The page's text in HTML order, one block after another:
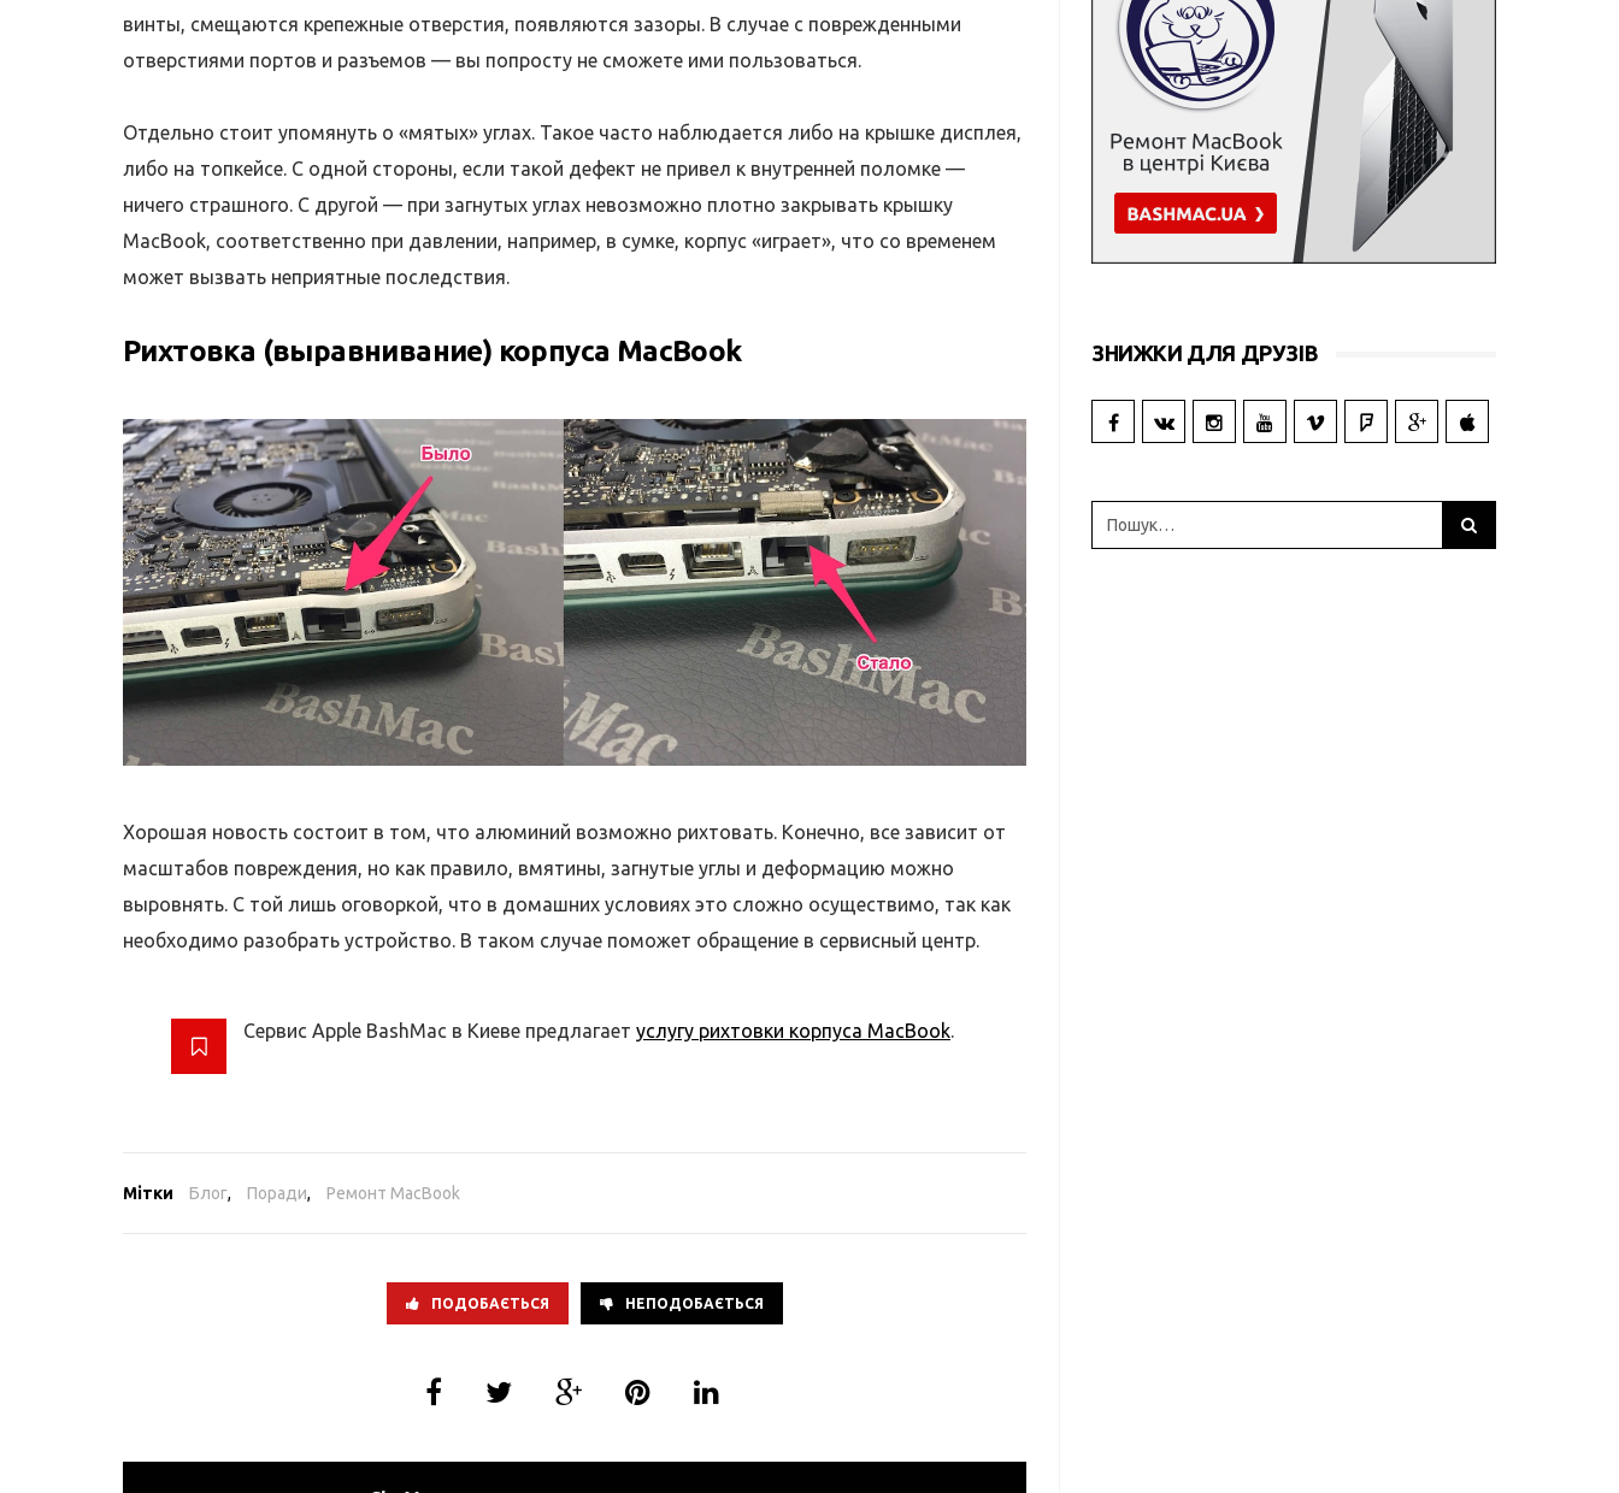
винты, смещаются крепежные отверстия, появляются зазоры. В случае с поврежденными
отверстиями портов и разъемов — вы попросту не сможете ими пользоваться.
Отдельно стоит упомянуть о «мятых» углах. Такое часто наблюдается либо на крышке дисплея,
либо на топкейсе. С одной стороны, если такой дефект не привел к внутренней поломке —
ничего страшного. С другой — при загнутых углах невозможно плотно закрывать крышку
MacBook, соответственно при давлении, например, в сумке, корпус «играет», что со временем
может вызвать неприятные последствия.
Рихтовка (выравнивание) корпуса MacBook
Хорошая новость состоит в том, что алюминий возможно рихтовать. Конечно, все зависит от
масштабов повреждения, но как правило, вмятины, загнутые углы и деформацию можно
выровнять. С той лишь оговоркой, что в домашних условиях это сложно осуществимо, так как
необходимо разобрать устройство. В таком случае поможет обращение в сервисный центр.
Сервис Apple BashMac в Киеве предлагает услугу рихтовки корпуса MacBook.
Мітки Блог, Поради, Ремонт MacBook
ПОДОБАЄТЬСЯ НЕПОДОБАЄТЬСЯ
ЗНИЖКИ ДЛЯ ДРУЗІВ